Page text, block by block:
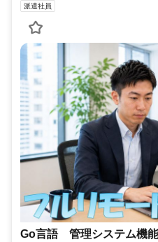
派遣社員
Go言語 管理システム機